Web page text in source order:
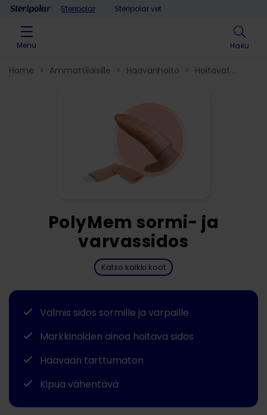
Skip to contentSteripolar Steripolar vet
Menu Haku
Home > Ammattilaisille > Haavanhoito > Hoitavat
PolyMem sormi- ja
varvassidos
Katso kaikki koot
Valmis sidos sormille ja varpaille
Markkinoiden ainoa hoitava sidos
Haavaan tarttumaton
Kipua vähentävä